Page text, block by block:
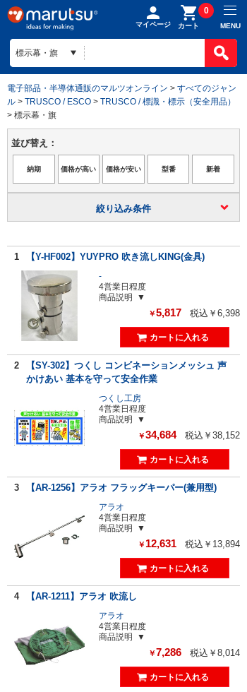
マイページ カート
0
MENU
電子部品・半導体通販のマルツオンライン > すべてのジャン
ル > TRUSCO / ESCO > TRUSCO / 標識・標示（安全用品）
> 標示幕・旗
並び替え：
絞り込み条件
1 【Y-HF002】YUYPRO 吹き流しKING(金具)
-
4営業日程度
商品説明
￥5,817 税込￥6,398
2
【SY-302】つくし コンビネーションメッシュ 声
かけあい 基本を守って安全作業
つくし工房
4営業日程度
商品説明
￥34,684 税込￥38,152
3 【AR-1256】アラオ フラッグキーパー(兼用型)
アラオ
4営業日程度
商品説明
￥ 12,631 税込￥13,894
4 【AR-1211】アラオ 吹流し
アラオ
4営業日程度
商品説明
￥7,286 税込￥8,014